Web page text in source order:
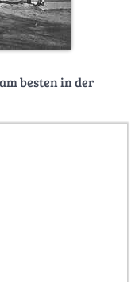
besten in der